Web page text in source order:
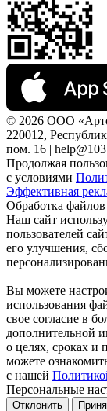
© 2026 ООО
220012,
пом. 16 |
Продолжая
с условиями
Эффективная
Обработка
Наш сайт
пользователей
его улучшения,
Вы можете
использования
свое согласие в
дополнительной
о целях, сроках и
можете
с нашей
Персональные
Отклонить